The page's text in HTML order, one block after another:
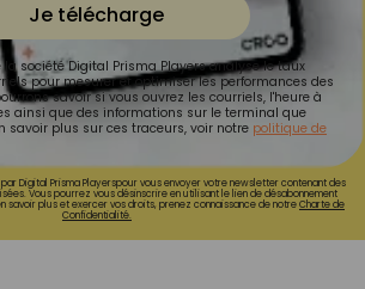
Je télécharge
la société Digital Prisma Players analyse le taux
pour mesurer et optimiser les performances des
savoir si vous ouvrez les courriels, l'heure à
ainsi que des informations sur le terminal que
savoir plus sur ces traceurs, voir notre politique de
Digital Prisma Playerspour vous envoyer votre newsletter contenant des
Vous pourrez vous désinscrire en utilisant le lien de désabonnement
savoir plus et exercer vos droits, prenez connaissance de notreCharte de
Confidentialité.